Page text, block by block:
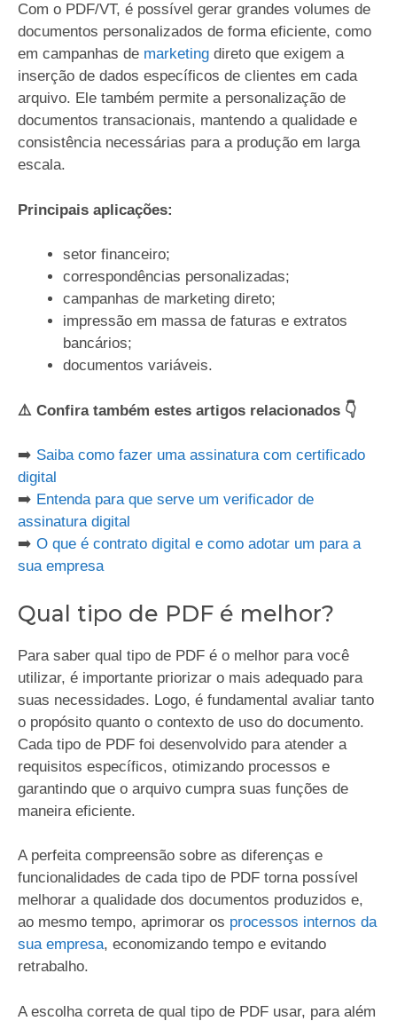
Com o PDF/VT, é possível gerar grandes volumes de
documentos personalizados de forma eficiente, como
em campanhas de marketing direto que exigem a
inserção de dados específicos de clientes em cada
arquivo. Ele também permite a personalização de
documentos transacionais, mantendo a qualidade e
consistência necessárias para a produção em larga
escala.
Principais aplicações:
setor financeiro;
correspondências personalizadas;
campanhas de marketing direto;
impressão em massa de faturas e extratos
bancários;
documentos variáveis.
⚠️ Confira também estes artigos relacionados 👇
➡️ Saiba como fazer uma assinatura com certificado
digital
➡️ Entenda para que serve um verificador de
assinatura digital
➡️ O que é contrato digital e como adotar um para a
sua empresa
Qual tipo de PDF é melhor?
Para saber qual tipo de PDF é o melhor para você
utilizar, é importante priorizar o mais adequado para
suas necessidades. Logo, é fundamental avaliar tanto
o propósito quanto o contexto de uso do documento.
Cada tipo de PDF foi desenvolvido para atender a
requisitos específicos, otimizando processos e
garantindo que o arquivo cumpra suas funções de
maneira eficiente.
A perfeita compreensão sobre as diferenças e
funcionalidades de cada tipo de PDF torna possível
melhorar a qualidade dos documentos produzidos e,
ao mesmo tempo, aprimorar os processos internos da
sua empresa, economizando tempo e evitando
retrabalho.
A escolha correta de qual tipo de PDF usar, para além